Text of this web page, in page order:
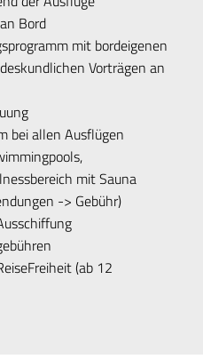
Bord
mit bordeigenen
Vorträgen an
bei allen Ausflügen
mit Sauna
-> Gebühr)
(ab 12